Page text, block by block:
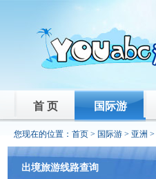
首 页 国际游
您现在的位置： 首页 > 国际游 > 亚洲 >
出境旅游线路查询